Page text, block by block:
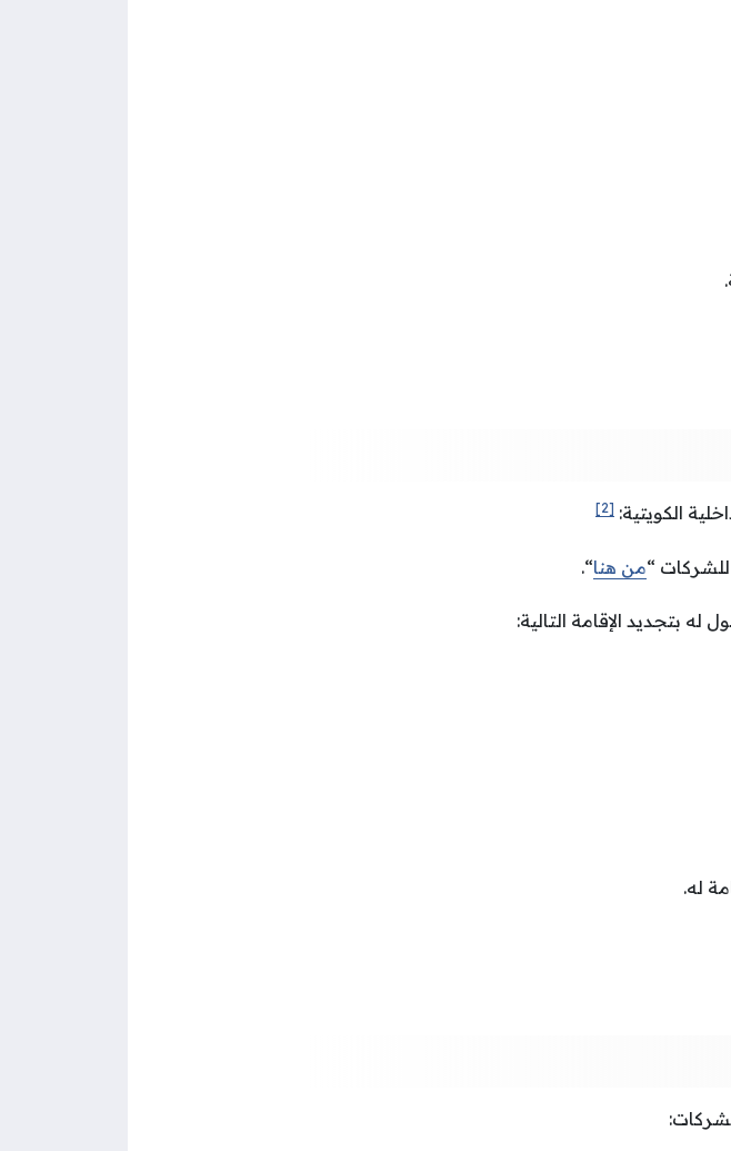
الكويتية: [2]
للشركات “من هنا“.
بتجديد الإقامة التالية:
له.